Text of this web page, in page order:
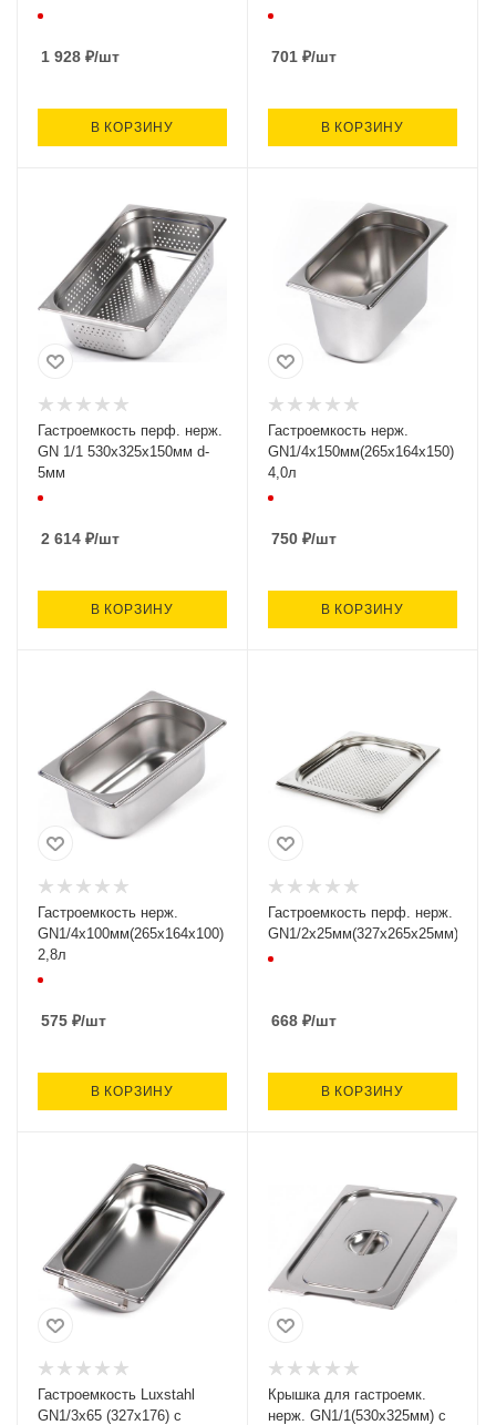
1 928 ₽/шт
В КОРЗИНУ
701 ₽/шт
В КОРЗИНУ
Гастроемкость перф. нерж.
GN 1/1 530х325х150мм d-
5мм
2 614 ₽/шт
В КОРЗИНУ
Гастроемкость нерж.
GN1/4х150мм(265х164х150)
4,0л
750 ₽/шт
В КОРЗИНУ
Гастроемкость нерж.
GN1/4х100мм(265х164х100)
2,8л
575 ₽/шт
В КОРЗИНУ
Гастроемкость перф. нерж.
GN1/2х25мм(327х265х25мм)
668 ₽/шт
В КОРЗИНУ
Гастроемкость Luxstahl
GN1/3х65 (327х176) с
Крышка для гастроемк.
нерж. GN1/1(530х325мм) с